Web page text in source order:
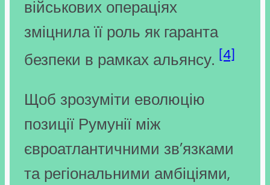
військових операціях
зміцнила її роль як гаранта
безпеки в рамках альянсу. [4]
Щоб зрозуміти еволюцію
позиції Румунії між
євроатлантичними зв’язками
та регіональними амбіціями,